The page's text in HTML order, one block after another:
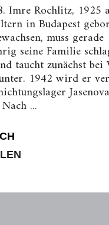
Imre Rochlitz, 1925
in Budapest
muss gerade
seine Familie
taucht zunächst
1942 wird er
...